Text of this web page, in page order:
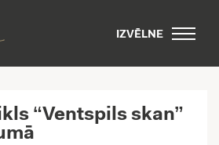
IZVĒLNE
“Ventspils skan”